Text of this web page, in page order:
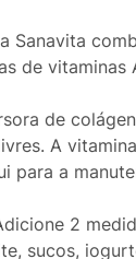
Sanavita
de
de
A
para a
2
sucos,